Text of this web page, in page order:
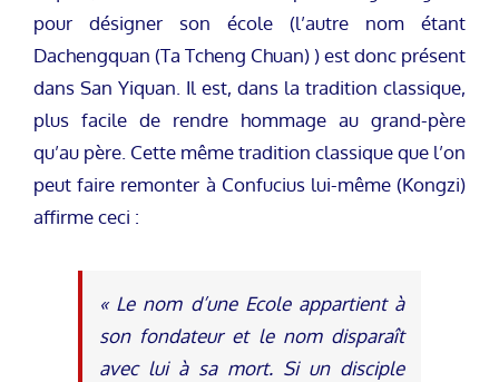
pour désigner son école (l’autre nom étant
Dachengquan (Ta Tcheng Chuan) ) est donc présent
dans San Yiquan. Il est, dans la tradition classique,
plus facile de rendre hommage au grand-père
qu’au père. Cette même tradition classique que l’on
peut faire remonter à Confucius lui-même (Kongzi)
affirme ceci :
« Le nom d’une Ecole appartient à
son fondateur et le nom disparaît
avec lui à sa mort. Si un disciple